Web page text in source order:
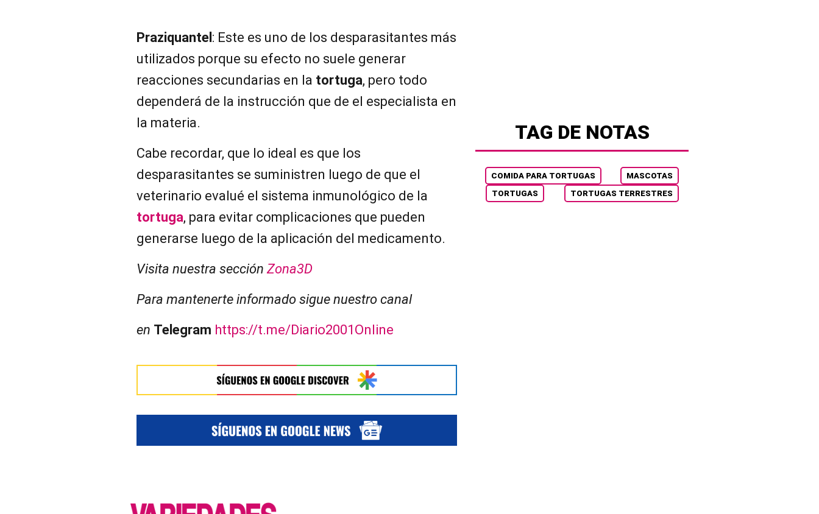
Praziquantel : Este es uno de los desparasitantes más
utilizados porque su efecto no suele generar
reacciones secundarias en la tortuga, pero todo
dependerá de la instrucción que de el especialista en
la materia.
Cabe recordar, que lo ideal es que los
desparasitantes se suministren luego de que el
veterinario evalué el sistema inmunológico de la
tortuga, para evitar complicaciones que pueden
generarse luego de la aplicación del medicamento.
Visita nuestra sección Zona3D
Para mantenerte informado sigue nuestro canal
en Telegram https://t.me/Diario2001Online
TAG DE NOTAS
COMIDA PARA TORTUGAS
MASCOTAS
TORTUGAS
TORTUGAS TERRESTRES